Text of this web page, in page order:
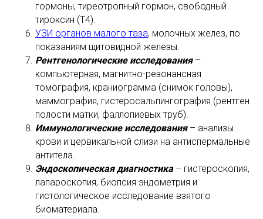
гормоны, тиреотропный гормон, свободный
тироксин (Т4).
УЗИ органов малого таза, молочных желез, по
показаниям щитовидной железы.
Рентгенологические исследования–
компьютерная, магнитно-резонансная
томография, краниограмма (снимок головы),
маммография, гистеросальпингография (рентген
полости матки, фаллопиевых труб).
Иммунологические исследования– анализы
крови и цервикальной слизи на антиспермальные
антитела.
Эндоскопическая диагностика– гистероскопия,
лапароскопия, биопсия эндометрия и
гистологическое исследование взятого
биоматериала.